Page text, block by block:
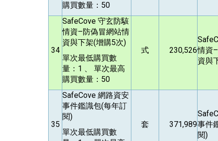
購買數量：50
34
SafeCove 守玄防駭
情資–防偽冒網站情
資與下架(增購5次)
單次最低購買數
量：1 、 單次最高
購買數量：50
式 230,526情資
資與
35
SafeCove 網路資安
事件鑑識包(每年訂
閱)
單次最低購買數
套 371,989事件
閱)